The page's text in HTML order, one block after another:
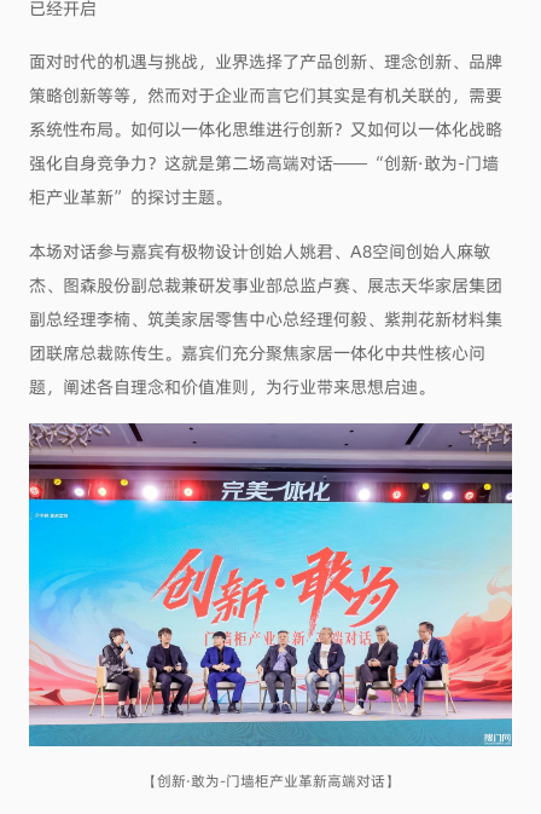
已经开启
面对时代的机遇与挑战，业界选择了产品创新、理念创新、品牌
策略创新等等，然而对于企业而言它们其实是有机关联的，需要
系统性布局。如何以一体化思维进行创新？又如何以一体化战略
强化自身竞争力？这就是第二场高端对话——“创新·敢为-门墙
柜产业革新”的探讨主题。
本场对话参与嘉宾有极物设计创始人姚君、A8空间创始人麻敏
杰、图森股份副总裁兼研发事业部总监卢赛、展志天华家居集团
副总经理李楠、筑美家居零售中心总经理何毅、紫荆花新材料集
团联席总裁陈传生。嘉宾们充分聚焦家居一体化中共性核心问
题，阐述各自理念和价值准则，为行业带来思想启迪。
【创新·敢为-门墙柜产业革新高端对话】